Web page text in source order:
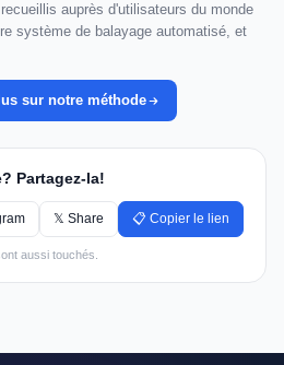
auprès d'utilisateurs du monde
système de balayage automatisé, et
sur notre méthode
Partagez-la!
𝕏 Share 📋 Copier le lien
aussi touchés.